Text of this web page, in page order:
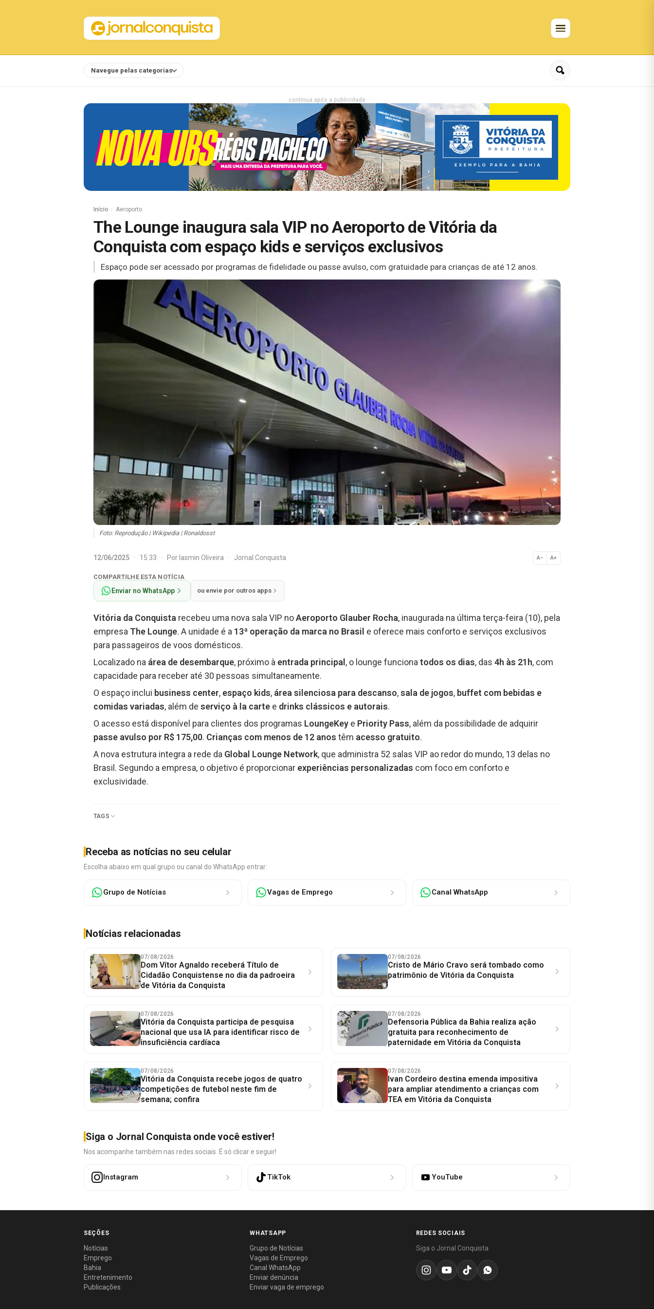
Navegue pelas categorias
continua após a publicidade
Início Aeroporto
The Lounge inaugura sala VIP no Aeroporto de Vitória da
Conquista com espaço kids e serviços exclusivos
Espaço pode ser acessado por programas de fidelidade ou passe avulso, com gratuidade para crianças de até 12 anos.
Foto: Reprodução | Wikipedia | Ronaldosst
12/06/2025 · 15:33 · Por Iasmin Oliveira · Jornal Conquista A− A+
Normal
COMPARTILHE ESTA NOTÍCIA
Enviar no WhatsApp ou envie por outros apps
Vitória da Conquista recebeu uma nova sala VIP noAeroporto Glauber Rocha, inaugurada na última terça-feira (10), pela
empresa The Lounge. A unidade é a 13ª operação da marca no Brasil e oferece mais conforto e serviços exclusivos
para passageiros de voos domésticos.
Localizado na área de desembarque, próximo à entrada principal, o lounge funciona todos os dias, das 4h às 21h, com
capacidade para receber até 30 pessoas simultaneamente.
O espaço inclui business center, espaço kids, área silenciosa para descanso,sala de jogos, buffet com bebidas e
comidas variadas, além de serviço à la carte e drinks clássicos e autorais.
O acesso está disponível para clientes dos programas LoungeKey e Priority Pass, além da possibilidade de adquirir
passe avulso por R$ 175,00. Crianças com menos de 12 anos têm acesso gratuito.
A nova estrutura integra a rede da Global Lounge Network, que administra 52 salas VIP ao redor do mundo, 13 delas no
Brasil. Segundo a empresa, o objetivo é proporcionar experiências personalizadas com foco em conforto e
exclusividade.
TAGS
Receba as notícias no seu celular
Escolha abaixo em qual grupo ou canal do WhatsApp entrar:
Grupo de Notícias Vagas de Emprego Canal WhatsApp
Notícias relacionadas
07/08/2026
Dom Vítor Agnaldo receberá Título de
Cidadão Conquistense no dia da padroeira
de Vitória da Conquista
07/08/2026
Cristo de Mário Cravo será tombado como
patrimônio de Vitória da Conquista
07/08/2026
Vitória da Conquista participa de pesquisa
nacional que usa IA para identificar risco de
insuficiência cardíaca
07/08/2026
Defensoria Pública da Bahia realiza ação
gratuita para reconhecimento de
paternidade em Vitória da Conquista
07/08/2026
Vitória da Conquista recebe jogos de quatro
competições de futebol neste fim de
semana; confira
07/08/2026
Ivan Cordeiro destina emenda impositiva
para ampliar atendimento a crianças com
TEA em Vitória da Conquista
Siga o Jornal Conquista onde você estiver!
Nos acompanhe também nas redes sociais. É só clicar e seguir!
Instagram TikTok YouTube
SEÇÕES
Notícias
Emprego
Bahia
Entretenimento
Publicações
WHATSAPP
Grupo de Notícias
Vagas de Emprego
Canal WhatsApp
Enviar denúncia
Enviar vaga de emprego
REDES SOCIAIS
Siga o Jornal Conquista